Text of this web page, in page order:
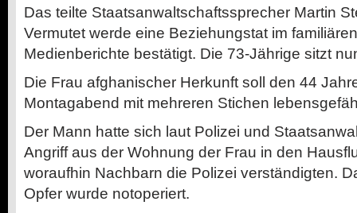
Das teilte Staatsanwaltschaftssprecher Martin
Vermutet werde eine Beziehungstat im
Medienberichte bestätigt. Die 73-Jährige sitzt
Die Frau afghanischer Herkunft soll den 44
Montagabend mit mehreren Stichen
Der Mann hatte sich laut Polizei und
Angriff aus der Wohnung der Frau in den
woraufhin Nachbarn die Polizei verständigten.
Opfer wurde notoperiert.